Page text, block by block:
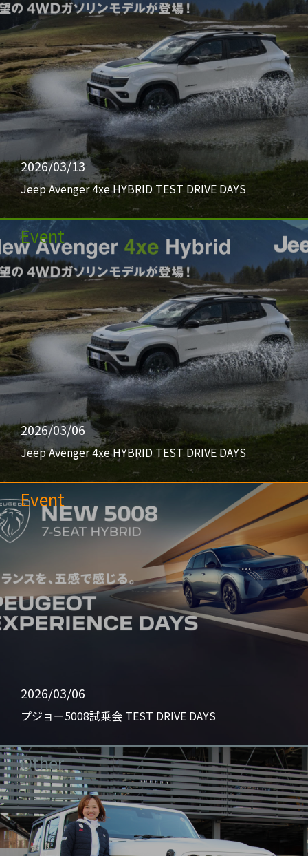
2026/03/13
Jeep Avenger 4xe HYBRID TEST DRIVE DAYS
Event
2026/03/06
Jeep Avenger 4xe HYBRID TEST DRIVE DAYS
Event
2026/03/06
プジョー5008試乗会 TEST DRIVE DAYS
Other